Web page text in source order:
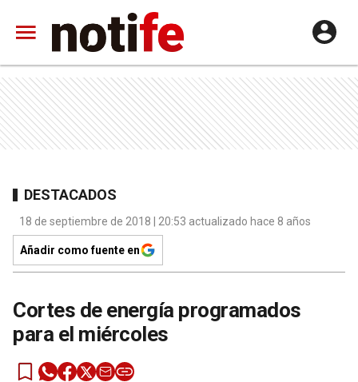
DESTACADOS
18 de septiembre de 2018 | 20:53 actualizado hace 8 años
Añadir como fuente en
Cortes de energía programados
para el miércoles